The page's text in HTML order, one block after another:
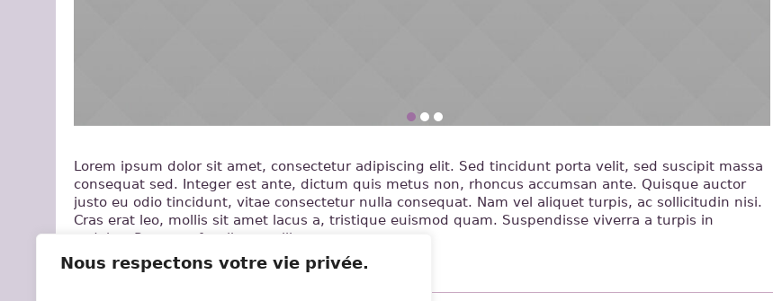
Nous respectons votre vie privée.
Lorem ipsum dolor sit amet, consectetur adipiscing elit. Sed tincidunt porta velit, sed suscipit massa
consequat sed. Integer est ante, dictum quis metus non, rhoncus accumsan ante. Quisque auctor
justo eu odio tincidunt, vitae consectetur nulla consequat. Nam vel aliquet turpis, ac sollicitudin nisi.
Cras erat leo, mollis sit amet lacus a, tristique euismod quam. Suspendisse viverra a turpis in
sodales. Praesent faucibus mollis congue.